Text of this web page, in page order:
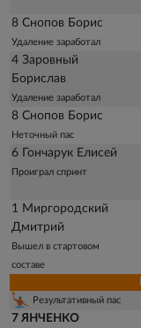
8 Снопов Борис
Удаление заработал
4 Заровный
Борислав
Удаление заработал
8 Снопов Борис
Неточный пас
6 Гончарук Елисей
Проиграл спринт
1 Миргородский
Дмитрий
Вышел в стартовом
составе
Результативный пас
7 ЯНЧЕНКО